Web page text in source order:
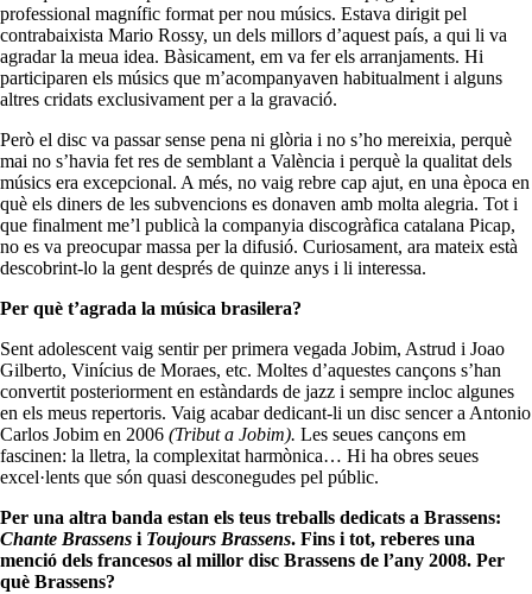
professional magnífic format per nou músics. Estava dirigit pel
contrabaixista Mario Rossy, un dels millors d’aquest país, a qui li va
agradar la meua idea. Bàsicament, em va fer els arranjaments. Hi
participaren els músics que m’acompanyaven habitualment i alguns
altres cridats exclusivament per a la gravació.
Però el disc va passar sense pena ni glòria i no s’ho mereixia, perquè
mai no s’havia fet res de semblant a València i perquè la qualitat dels
músics era excepcional. A més, no vaig rebre cap ajut, en una època en
què els diners de les subvencions es donaven amb molta alegria. Tot i
que finalment me’l publicà la companyia discogràfica catalana Picap,
no es va preocupar massa per la difusió. Curiosament, ara mateix està
descobrint-lo la gent després de quinze anys i li interessa.
Per què t’agrada la música brasilera?
Sent adolescent vaig sentir per primera vegada Jobim, Astrud i Joao
Gilberto, Vinícius de Moraes, etc. Moltes d’aquestes cançons s’han
convertit posteriorment en estàndards de jazz i sempre incloc algunes
en els meus repertoris. Vaig acabar dedicant-li un disc sencer a Antonio
Carlos Jobim en 2006 (Tribut a Jobim). Les seues cançons em
fascinen: la lletra, la complexitat harmònica… Hi ha obres seues
excel·lents que són quasi desconegudes pel públic.
Per una altra banda estan els teus treballs dedicats a Brassens:
Chante Brassens i Toujours Brassens. Fins i tot, reberes una
menció dels francesos al millor disc Brassens de l’any 2008. Per
què Brassens?